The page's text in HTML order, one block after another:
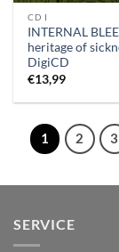
CD I
INTERNAL
heritage of
DigiCD
€13,99
1 2 3
SERVICE